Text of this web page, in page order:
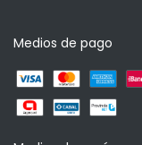
Medios de pago